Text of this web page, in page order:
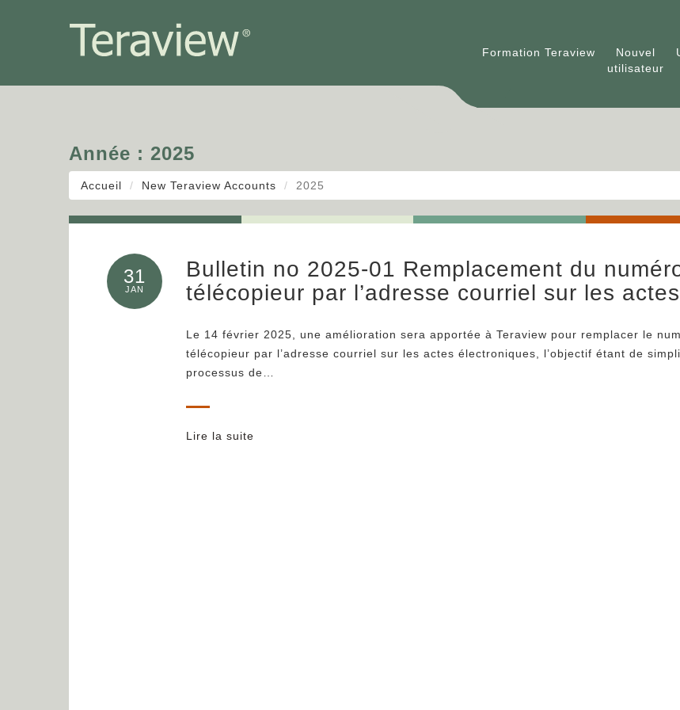
Formation Teraview
Nouvel
utilisateur
Année : 2025
Accueil New Teraview Accounts 2025
31
JAN
Bulletin no 2025-01 Remplacement du
télécopieur par l’adresse courriel sur les actes
Le 14 février 2025, une amélioration sera apportée à Teraview pour remplacer le
télécopieur par l’adresse courriel sur les actes électroniques, l’objectif étant de
processus de…
Lire la suite